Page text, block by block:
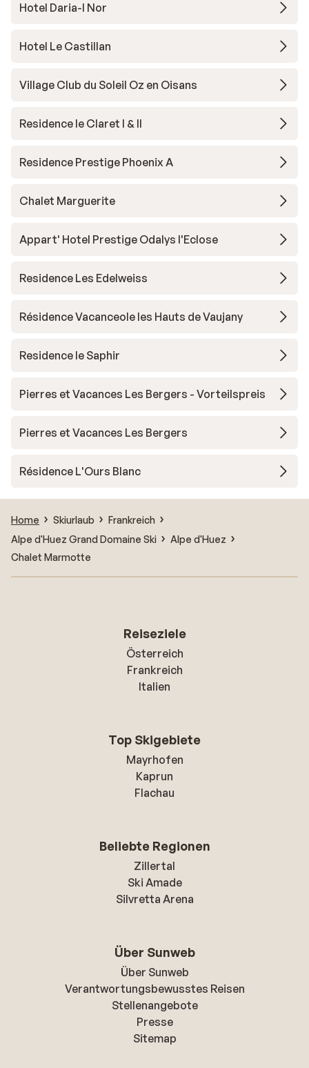
Hotel Daria-I Nor
Hotel Le Castillan
Village Club du Soleil Oz en Oisans
Residence le Claret I & II
Residence Prestige Phoenix A
Chalet Marguerite
Appart' Hotel Prestige Odalys l'Eclose
Residence Les Edelweiss
Résidence Vacanceole les Hauts de Vaujany
Residence le Saphir
Pierres et Vacances Les Bergers - Vorteilspreis
Pierres et Vacances Les Bergers
Résidence L'Ours Blanc
Home Skiurlaub
Frankreich
Alpe d'Huez Grand Domaine Ski
Alpe d'Huez
Chalet Marmotte
Reiseziele
Österreich
Frankreich
Italien
Top Skigebiete
Mayrhofen
Kaprun
Flachau
Beliebte Regionen
Zillertal
Ski Amade
Silvretta Arena
Über Sunweb
Über Sunweb
Verantwortungsbewusstes Reisen
Stellenangebote
Presse
Sitemap